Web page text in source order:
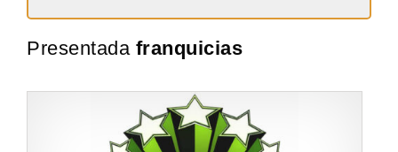
Presentada franquicias